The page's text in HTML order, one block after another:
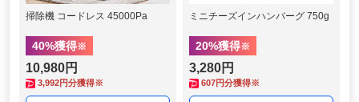
掃除機 コードレス 45000Pa
40%獲得※
10,980円
3,992円分獲得※
ミニチーズインハンバーグ 750g
20%獲得※
3,280円
607円分獲得※